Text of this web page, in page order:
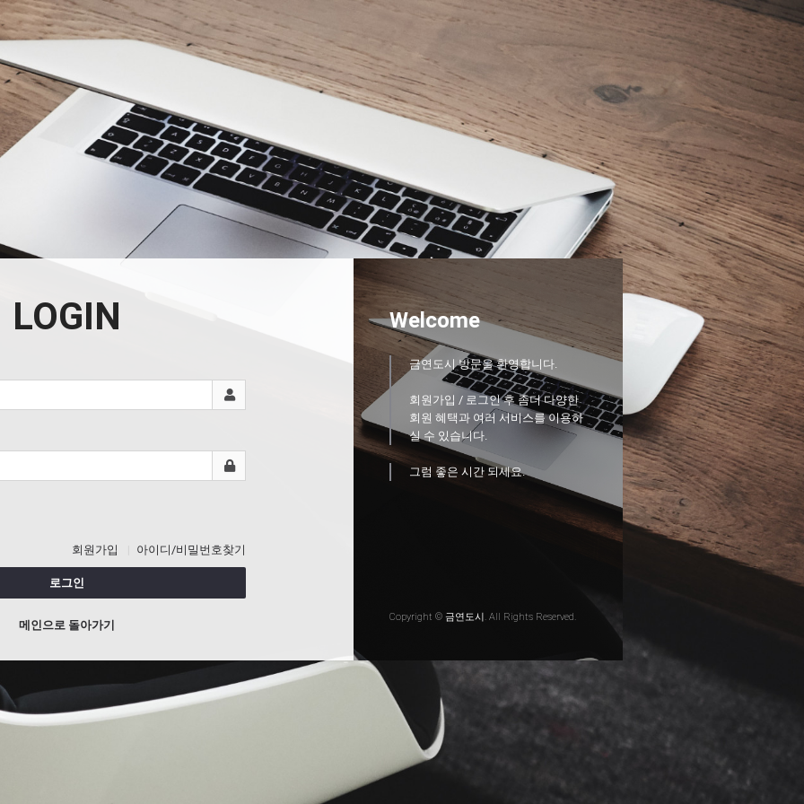
LOGIN
회원가입 아이디/비밀번호찾기
로그인
메인으로 돌아가기
Welcome
금연도시 방문을 환영합니다.
회원가입 / 로그인 후 좀더 다양한
회원 혜택과 여러 서비스를 이용하
실 수 있습니다.
그럼 좋은 시간 되세요.
Copyright © 금연도시. All Rights Reserved.